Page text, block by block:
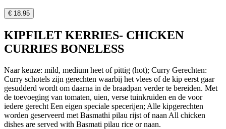
€ 18.95
KIPFILET KERRIES- CHICKEN
CURRIES BONELESS
Naar keuze: mild, medium heet of pittig (hot); Curry Gerechten:
Curry schotels zijn gerechten waarbij het vlees of de kip eerst gaar
gesudderd wordt om daarna in de braadpan verder te bereiden. Met
de toevoeging van tomaten, uien, verse tuinkruiden en de voor
iedere gerecht Een eigen speciale specerijen; Alle kipgerechten
worden geserveerd met Basmathi pilau rijst of naan All chicken
dishes are served with Basmati pilau rice or naan.